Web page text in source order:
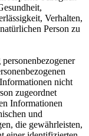
Verhalten,
Person zu
nicht
zugeordnet
Informationen
und
die gewährleisten,